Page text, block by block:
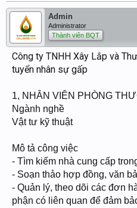
Admin
Administrator
Thành viên BQT
Công ty TNHH Xây Lắp và
tuyển nhân sự gấp
1, NHÂN VIÊN PHÒNG
Ngành nghề
Vật tư kỹ thuật
Mô tả công việc
- Tìm kiếm nhà cung cấp
- Soạn thảo hợp đồng, văn
- Quản lý, theo dõi các đơn
phận có liên quan để đảm